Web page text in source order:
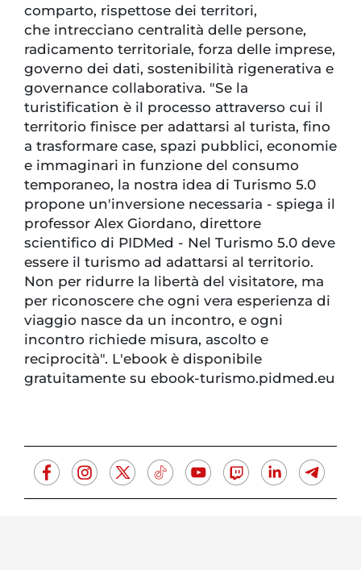
comparto, rispettose dei territori,
che intrecciano centralità delle persone,
radicamento territoriale, forza delle imprese,
governo dei dati, sostenibilità rigenerativa e
governance collaborativa. "Se la
turistification è il processo attraverso cui il
territorio finisce per adattarsi al turista, fino
a trasformare case, spazi pubblici, economie
e immaginari in funzione del consumo
temporaneo, la nostra idea di Turismo 5.0
propone un'inversione necessaria - spiega il
professor Alex Giordano, direttore
scientifico di PIDMed - Nel Turismo 5.0 deve
essere il turismo ad adattarsi al territorio.
Non per ridurre la libertà del visitatore, ma
per riconoscere che ogni vera esperienza di
viaggio nasce da un incontro, e ogni
incontro richiede misura, ascolto e
reciprocità". L'ebook è disponibile
gratuitamente su ebook-turismo.pidmed.eu